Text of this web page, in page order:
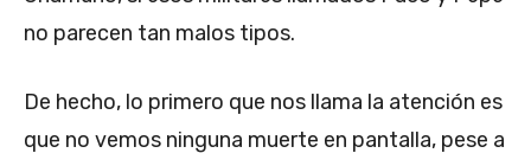
no parecen tan malos tipos.
De hecho, lo primero que nos llama la atención es
que no vemos ninguna muerte en pantalla, pese a